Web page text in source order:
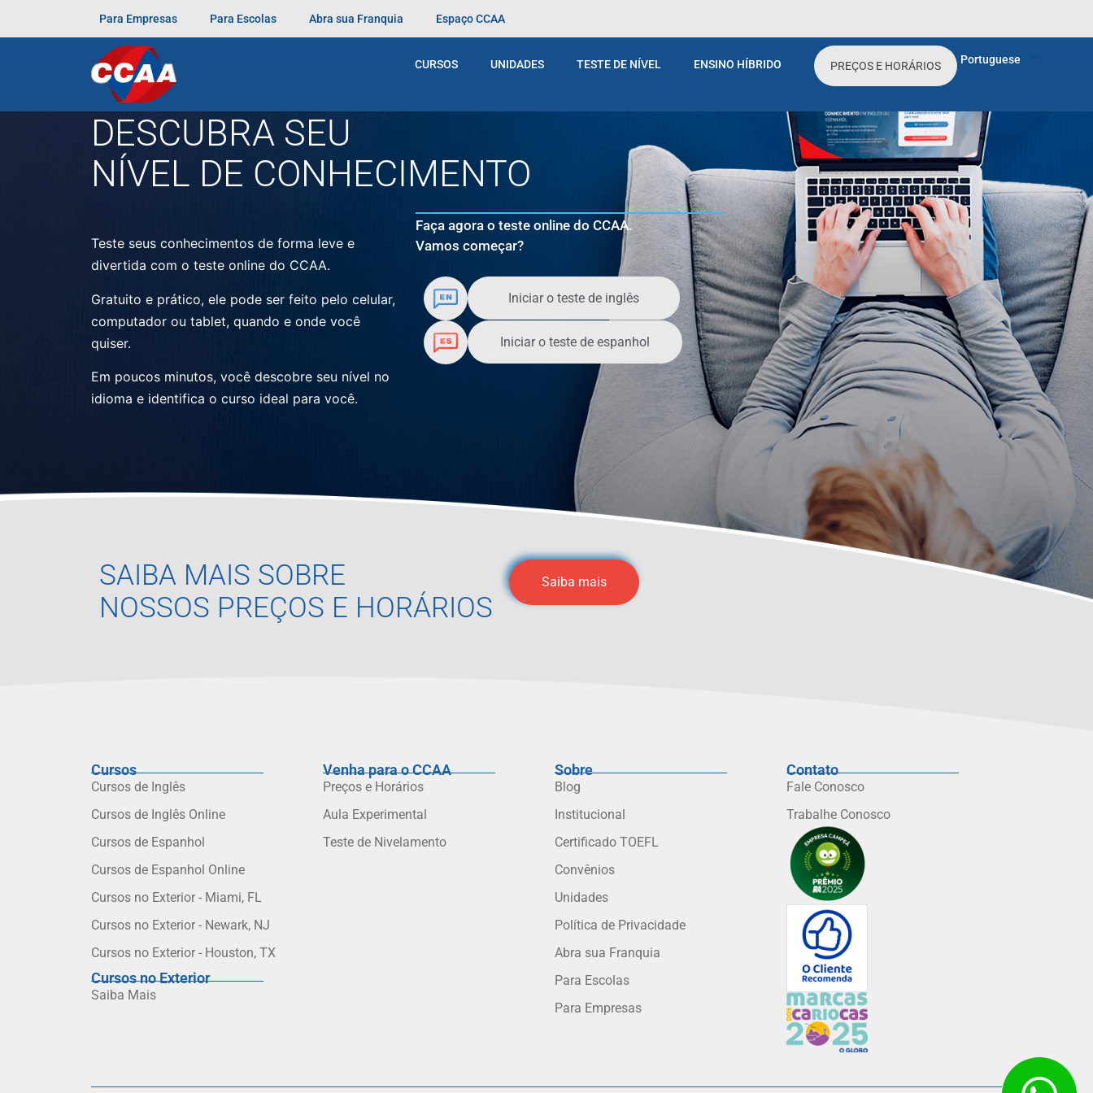
Para Empresas Para Escolas Abra sua Franquia Espaço CCAA
CURSOS UNIDADES TESTE DE NÍVEL ENSINO HÍBRIDO PREÇOS E HORÁRIOS Portuguese
Marcadoaulas online estudar no exterioringlêsmetodologia
Teste seu idioma
DESCUBRA SEU
NÍVEL DE CONHECIMENTO
Teste seus conhecimentos de forma leve e
divertida com o teste online do CCAA.
Gratuito e prático, ele pode ser feito pelo celular,
computador ou tablet, quando e onde você
quiser.
Em poucos minutos, você descobre seu nível no
idioma e identifica o curso ideal para você.
Faça agora o teste online do CCAA.
Vamos começar?
Iniciar o teste de inglês
Iniciar o teste de espanhol
SAIBA MAIS SOBRE
NOSSOS PREÇOS E HORÁRIOS
Saiba mais
Cursos
Cursos de Inglês
Cursos de Inglês Online
Cursos de Espanhol
Cursos de Espanhol Online
Cursos no Exterior - Miami, FL
Cursos no Exterior - Newark, NJ
Cursos no Exterior - Houston, TX
Cursos no Exterior
Saiba Mais
Venha para o CCAA
Preços e Horários
Aula Experimental
Teste de Nivelamento
Sobre
Blog
Institucional
Certificado TOEFL
Convênios
Unidades
Política de Privacidade
Abra sua Franquia
Para Escolas
Para Empresas
Contato
Fale Conosco
Trabalhe Conosco